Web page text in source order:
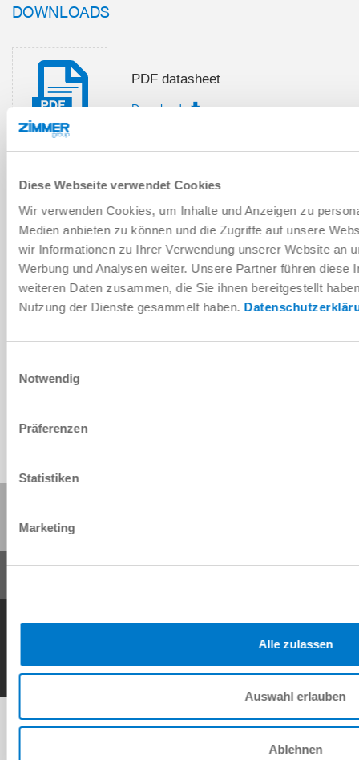
Diese Webseite verwendet Cookies
Wir verwenden Cookies, um Inhalte und Anzeigen zu
Medien anbieten zu können und die Zugriffe auf unsere
wir Informationen zu Ihrer Verwendung unserer Website an
Werbung und Analysen weiter. Unsere Partner führen diese
weiteren Daten zusammen, die Sie ihnen bereitgestellt
Nutzung der Dienste gesammelt haben.
Notwendig
Präferenzen
Statistiken
Marketing
Alle zulassen
Auswahl erlauben
Ablehnen
DOWNLOADS
PDF datasheet
Download
instructions
Download
Download CAD data